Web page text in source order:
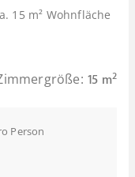
15 m² Wohnfläche
15 m2
Person